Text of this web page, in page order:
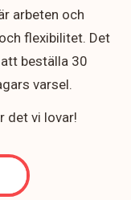
arbeten och
flexibilitet. Det
beställa 30
varsel.
det vi lovar!